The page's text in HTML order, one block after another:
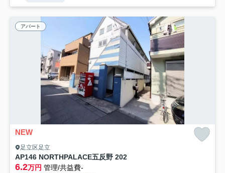
アパート
NEW
足立区足立
AP146 NORTHPALACE五反野 202
6.2万円 管理/共益費-